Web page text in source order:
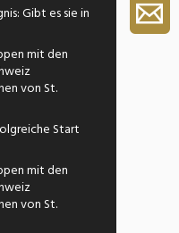
Gibt es sie in
mit den
von St.
Start
mit den
von St.